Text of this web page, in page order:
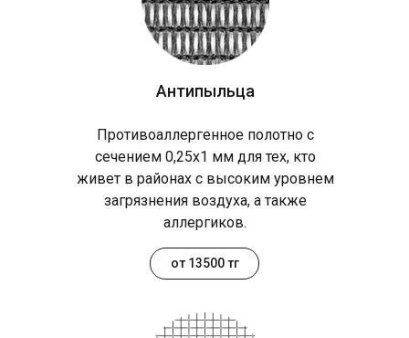
Антипыльца
Противоаллергенное полотно с
сечением 0,25х1 мм для тех, кто
живет в районах с высоким уровнем
загрязнения воздуха, а также
аллергиков.
от 13500 тг